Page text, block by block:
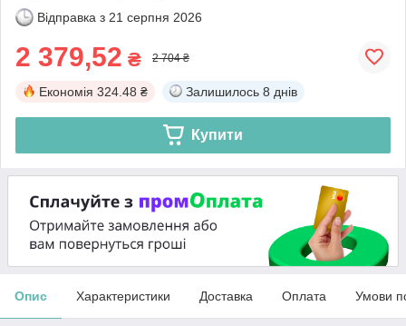
Відправка з 21 серпня 2026
2 379,52 ₴ 2 704 ₴
Економія 324.48 ₴ Залишилось 8 днів
Купити
Опис Характеристики Доставка Оплата Умови